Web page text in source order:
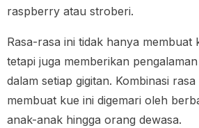
raspberry atau stroberi.
Rasa-rasa ini tidak hanya membuat
tetapi juga memberikan
dalam setiap gigitan. Kombinasi
membuat kue ini digemari oleh
anak-anak hingga orang dewasa.